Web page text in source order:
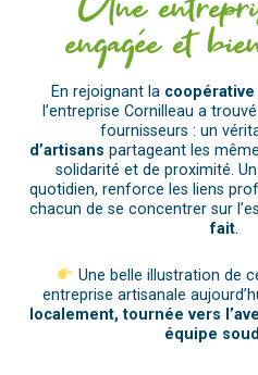
engagée et
En rejoignant la coopérative
l’entreprise Cornilleau a
fournisseurs : un
d’artisans partageant les
solidarité et de proximité.
quotidien, renforce les liens
chacun de se concentrer sur
fait.
Une belle illustration de
entreprise artisanale
localement, tournée vers
équipe